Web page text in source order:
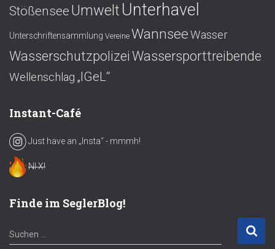
Stößensee Umwelt Unterhavel
Unterschriftensammlung Vereine WannseeWasser
Wasserschutzpolizei Wassersporttreibende
Wellenschlag „IGeL“
Instant-Café
Just have an „Insta“ - mmmh!
NI X!
Finde im SeglerBlog!
S
u
Suchen …